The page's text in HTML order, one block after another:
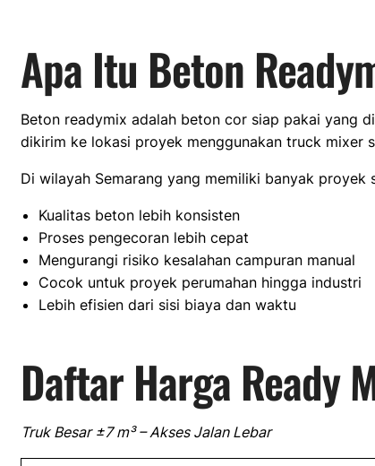
Apa Itu Beton
Beton readymix adalah beton cor siap pakai yang
dikirim ke lokasi proyek menggunakan truck mixer
Di wilayah Semarang yang memiliki banyak
Kualitas beton lebih konsisten
Proses pengecoran lebih cepat
Mengurangi risiko kesalahan campuran manual
Cocok untuk proyek perumahan hingga industri
Lebih efisien dari sisi biaya dan waktu
Daftar Harga Ready
Truk Besar ±7 m³ – Akses Jalan Lebar